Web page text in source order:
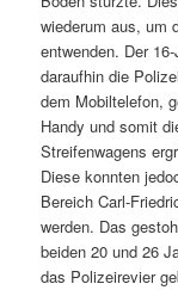
wiederum aus, um
entwenden. Der
daraufhin die
dem Mobiltelefon,
Handy und somit
Streifenwagens
Diese konnten
Bereich Carl-
werden. Das
beiden 20 und 26
das Polizeirevier